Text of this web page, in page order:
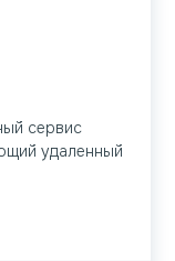
сервис
удаленный